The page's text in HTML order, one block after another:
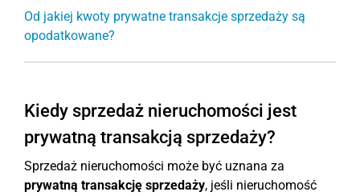
Od jakiej kwoty prywatne transakcje sprzedaży są
opodatkowane?
Kiedy sprzedaż nieruchomości jest
prywatną transakcją sprzedaży?
Sprzedaż nieruchomości może być uznana za
prywatną transakcję sprzedaży, jeśli nieruchomość